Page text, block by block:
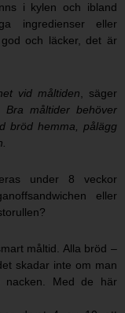
i kylen och ibland
ingredienser eller
och läcker, det är
vid måltiden, säger
Bra måltider behöver
bröd hemma, pålägg
under 8 veckor
eller
måltid. Alla bröd –
skadar inte om man
nacken. Med de här